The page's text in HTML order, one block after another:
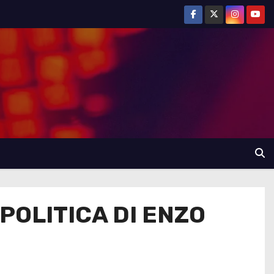
DI ENZO